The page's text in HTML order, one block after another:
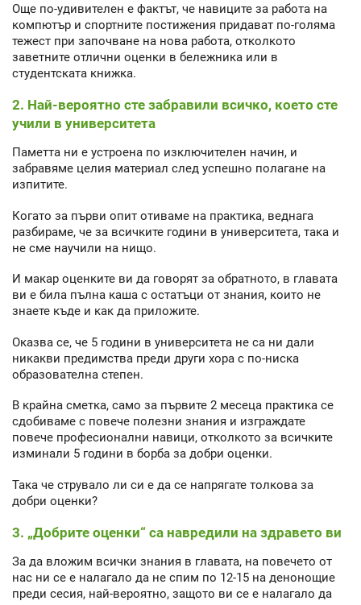
Още по-удивителен е фактът, че навиците за работа на
компютър и спортните постижения придават по-голяма
тежест при започване на нова работа, отколкото
заветните отлични оценки в бележника или в
студентската книжка.
2. Най-вероятно сте забравили всичко, което сте
учили в университета
Паметта ни е устроена по изключителен начин, и
забравяме целия материал след успешно полагане на
изпитите.
Когато за първи опит отиваме на практика, веднага
разбираме, че за всичките години в университета, така и
не сме научили на нищо.
И макар оценките ви да говорят за обратното, в главата
ви е била пълна каша с остатъци от знания, които не
знаете къде и как да приложите.
Оказва се, че 5 години в университета не са ни дали
никакви предимства преди други хора с по-ниска
образователна степен.
В крайна сметка, само за първите 2 месеца практика се
сдобиваме с повече полезни знания и изграждате
повече професионални навици, отколкото за всичките
изминали 5 години в борба за добри оценки.
Така че струвало ли си е да се напрягате толкова за
добри оценки?
3. „Добрите оценки“ са навредили на здравето ви
За да вложим всички знания в главата, на повечето от
нас ни се е налагало да не спим по 12-15 на денонощие
преди сесия, най-вероятно, защото ви се е налагало да